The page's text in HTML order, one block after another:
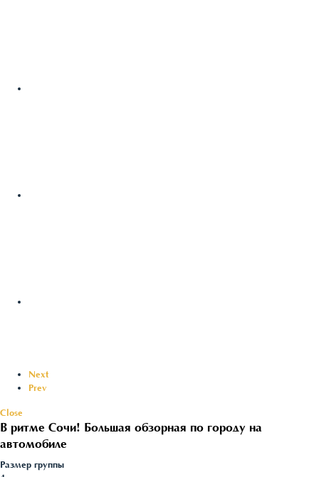
Next
Prev
Close
В ритме Сочи! Большая обзорная по городу на
автомобиле
Размер группы